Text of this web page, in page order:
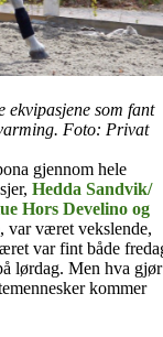
ekvipasjene som fant
Foto: Privat
gjennom hele
Hedda Sandvik/
Hors Develino og
, var været vekslende,
var fint både
lørdag. Men hva gjør
kommer